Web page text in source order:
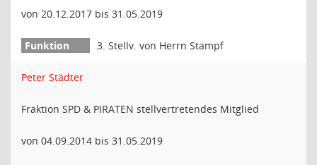
von 20.12.2017 bis 31.05.2019
3. Stellv. von Herrn Stampf
Peter Städter
Fraktion SPD & PIRATEN stellvertretendes Mitglied
von 04.09.2014 bis 31.05.2019